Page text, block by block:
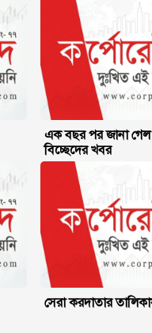
এক বছর পর জানা গেল
বিচ্ছেদের খবর
সেরা করদাতার